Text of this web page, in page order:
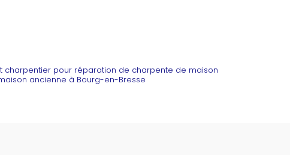
charpentier pour réparation de charpente de maison
ancienne à Bourg-en-Bresse